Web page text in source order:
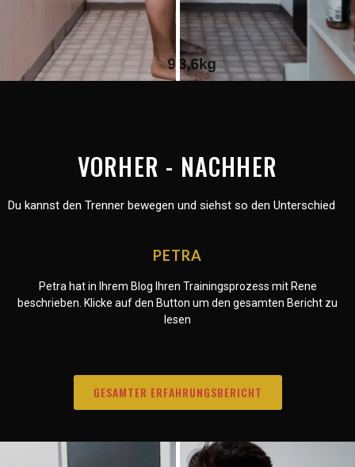
VORHER - NACHHER
Du kannst den Trenner bewegen und siehst so den Unterschied
PETRA
Petra hat in Ihrem Blog Ihren Trainingsprozess mit Rene
beschrieben. Klicke auf den Button um den gesamten Bericht zu
lesen
GESAMTER ERFAHRUNGSBERICHT